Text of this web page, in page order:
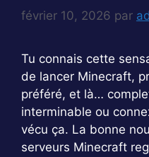
février 10, 2026 par
Tu connais cette
de lancer Minecraft,
préféré, et là…
interminable ou
vécu ça. La bonne
serveurs Minecraft